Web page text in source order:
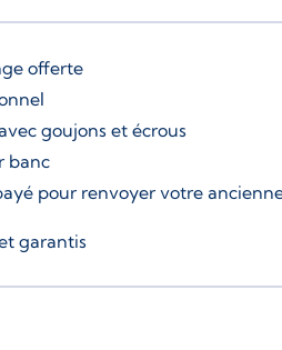
offerte
goujons et écrous
banc
pour renvoyer votre
garantis